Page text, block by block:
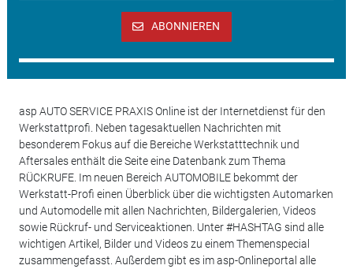
ABONNIEREN
asp AUTO SERVICE PRAXIS Online ist der Internetdienst für den
Werkstattprofi. Neben tagesaktuellen Nachrichten mit
besonderem Fokus auf die Bereiche Werkstatttechnik und
Aftersales enthält die Seite eine Datenbank zum Thema
RÜCKRUFE. Im neuen Bereich AUTOMOBILE bekommt der
Werkstatt-Profi einen Überblick über die wichtigsten Automarken
und Automodelle mit allen Nachrichten, Bildergalerien, Videos
sowie Rückruf- und Serviceaktionen. Unter #HASHTAG sind alle
wichtigen Artikel, Bilder und Videos zu einem Themenspecial
zusammengefasst. Außerdem gibt es im asp-Onlineportal alle